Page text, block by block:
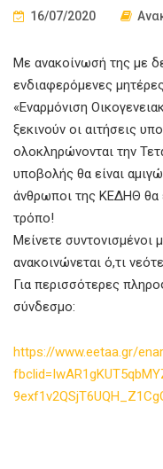
16/07/2020
Με ανακοίνωσή της με
ενδιαφερόμενες
«Εναρμόνιση
ξεκινούν οι αιτήσεις
ολοκληρώνονται την
υποβολής θα είναι
άνθρωποι της ΚΕΔΗΘ θα
τρόπο!
Μείνετε
ανακοινώνεται ό,τι
Για περισσότερες
σύνδεσμο:
https://www.eetaa.gr/